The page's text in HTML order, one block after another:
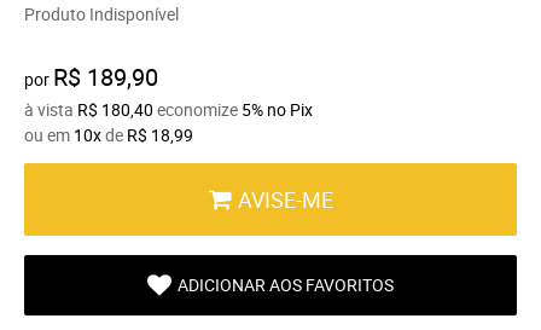
Produto Indisponível
por R$ 189,90
à vista R$ 180,40 economize 5% no Pix
ou em 10xde R$ 18,99
AVISE-ME
ADICIONAR AOS FAVORITOS